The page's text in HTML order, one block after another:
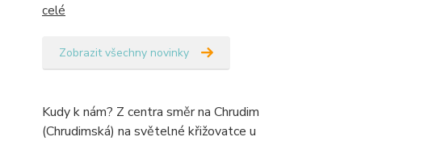
celé
Zobrazit všechny novinky
Kudy k nám? Z centra směr na Chrudim
(Chrudimská) na světelné křižovatce u